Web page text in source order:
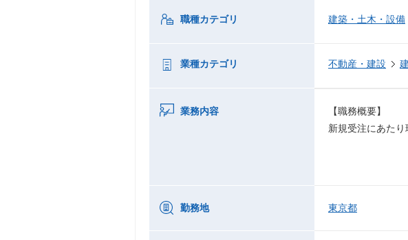
職種カテゴリ 建築・土木・設備
業種カテゴリ 不動産・建設
業務内容
【職務概要】
新規受注にあた
勤務地 東京都